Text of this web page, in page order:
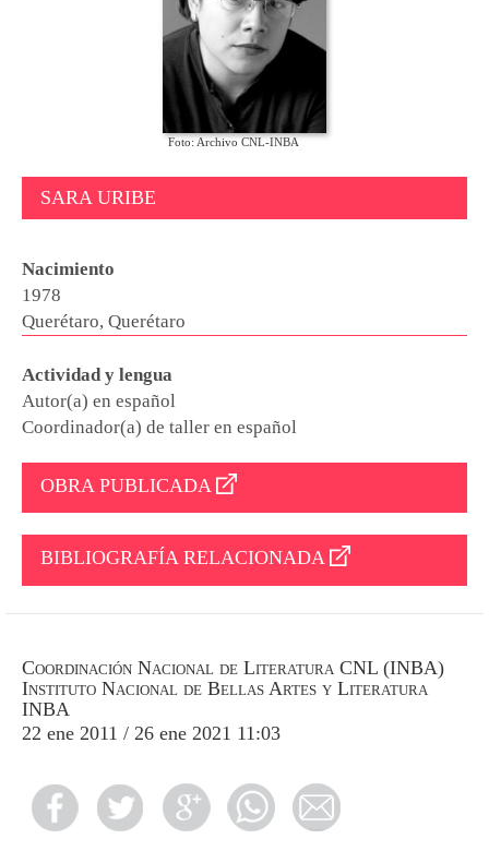
Foto: Archivo CNL-INBA
SARA URIBE
Nacimiento
1978
Querétaro, Querétaro
Actividad y lengua
Autor(a) en español
Coordinador(a) de taller en español
OBRA PUBLICADA
BIBLIOGRAFÍA RELACIONADA
Coordinación Nacional de Literatura CNL (INBA)
Instituto Nacional de Bellas Artes y Literatura
INBA
22 ene 2011 / 26 ene 2021 11:03